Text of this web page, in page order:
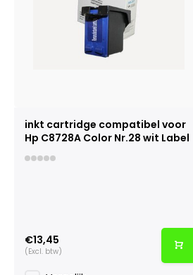
inkt cartridge compatibel voor
Hp C8728A Color Nr.28 wit Label
€13,45
(Excl. btw)